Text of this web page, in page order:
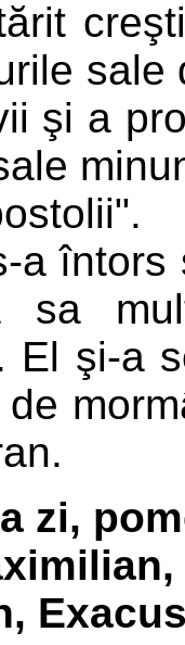
şi a
a
sa
El şi-a
zi,